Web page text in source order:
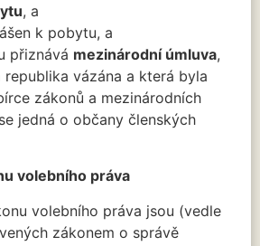
, a
k pobytu, a
přiznává mezinárodní úmluva,
republika vázána a která byla
zákonů a mezinárodních
jedná o občany členských
volebního práva
volebního práva jsou (vedle
zákonem o správě